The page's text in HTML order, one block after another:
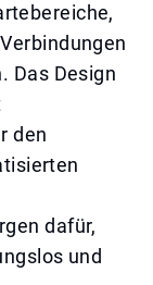
Das Design
den
dafür,
und